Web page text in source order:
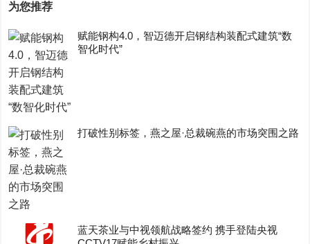
为您推荐
赋能钢构4.0，智迈德开启钢结构装配式建筑“数
智化时代”
打破性别标签，燕之屋·总裁碗燕的市场突围之路
蓝天茶业与中视领航战略签约 携手登陆央视